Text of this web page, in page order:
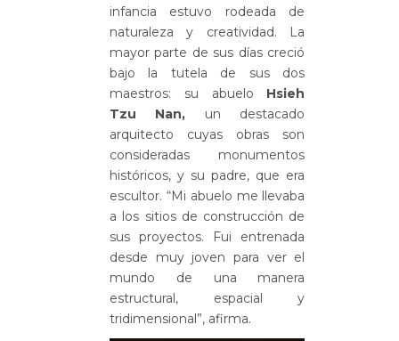
infancia estuvo rodeada de
naturaleza y creatividad. La
mayor parte de sus días creció
bajo la tutela de sus dos
maestros: su abuelo Hsieh
Tzu Nan, un destacado
arquitecto cuyas obras son
consideradas monumentos
históricos, y su padre, que era
escultor. “Mi abuelo me llevaba
a los sitios de construcción de
sus proyectos. Fui entrenada
desde muy joven para ver el
mundo de una manera
estructural, espacial y
tridimensional”, afirma.